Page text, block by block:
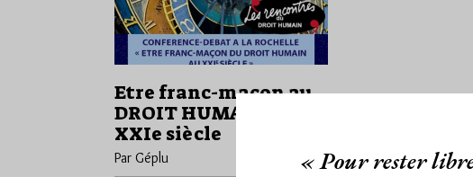
Etre franc-maçon au
DROIT HUMAIN au
XXIe siècle
Par Géplu
« Pour rester